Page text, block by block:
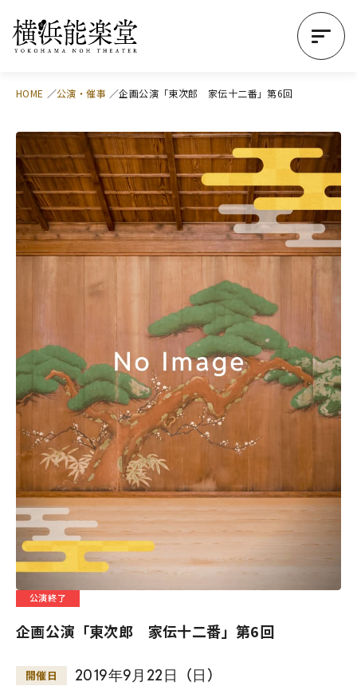
HOME 公演・催事 企画公演「東次郎 家伝十二番」第6回
公演終了
企画公演「東次郎 家伝十二番」第6回
開催日 2019年9月 22日 （日 ）